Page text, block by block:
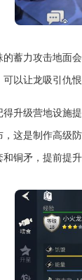
的蓄力攻击地面
以让龙吸引仇
得升级营地设施
，这是制作高级
铜矛，提前提升